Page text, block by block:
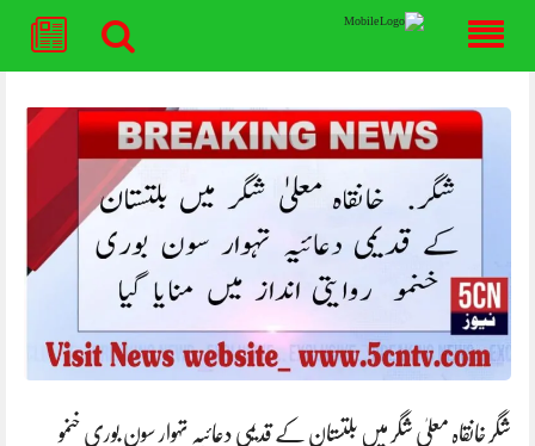
content
شگر خانقاہ معلیٰ شگر میں بلتستان کے قدیمی دعائیہ تہوار سون بوری خنمو